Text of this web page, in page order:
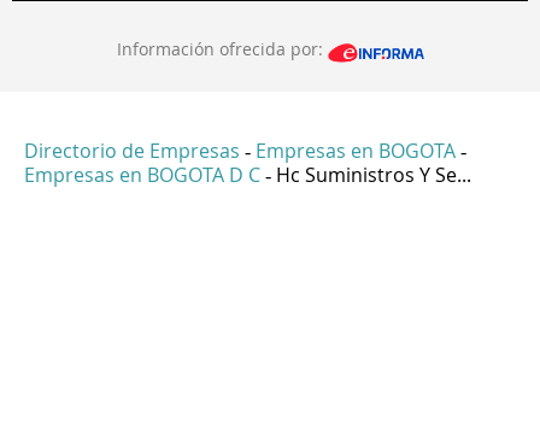
Información ofrecida por:
Directorio de Empresas - Empresas en BOGOTA -
Empresas en BOGOTA D C - Hc Suministros Y Se...